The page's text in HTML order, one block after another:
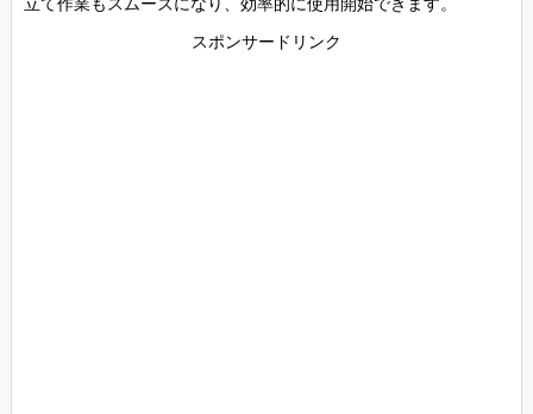
立て作業もスムーズになり、効率的に使用開始できます。
スポンサードリンク